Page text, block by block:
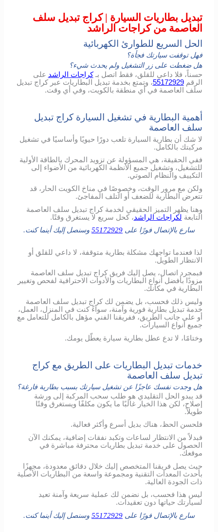
تبديل بطاريات السيارة | كراج تبديل سلف
العاصمة من كراجات الراشد
الحل السريع للطوارئ الكهربائية
فهل توقفت سيارتك فجأة؟
هل ضغطت على زر التشغيل ولم يحدث شيء؟
حسناً، فلا داعي للقلق، فقط اتصل بـكراجات الراشد على
الرقم55172929، وتمتع بخدمة تبديل البطاريات عبر كراج تبديل
سلف العاصمة في أي منطقة بالكويت، وفي أي وقت.
أهمية البطارية في تشغيل السيارة كراج تبديل
سلف العاصمة
لا شك أن بطارية السيارة تلعب دورًا حيويًا وأساسيًا في تشغيل
مركبتك بالكامل.
ففي الحقيقة، هي المسؤولة عن تزويد المحرك بالطاقة الأولية
للتشغيل، وتشغيل جميع الأنظمة الكهربائية من الأضواء إلى
التكييف والنظام الصوتي.
ولكن مع مرور الوقت، وخصوصًا في مناخ الكويت الحار، قد
تتعرض البطارية للضعف أو التلف المفاجئ.
وهنا يظهر التميز الحقيقي لخدمة كراج تبديل سلف العاصمة
التابعة لكراجات الراشد، كحل سريع لا يستغرق وقتًا.
سارع بالإتصال فورًا على 55172929 وسنصل إليك أينما كنت.
لذا فعندما تواجهك مشكلة بطارية متوقفة، لا داعي للقلق أو
الانتظار الطويل.
فبمجرد اتصال، يصل إليك فريق كراج تبديل سلف العاصمة
مزودًا بأفضل أنواع البطاريات والأدوات الاحترافية لفحص وتغيير
البطارية في مكانك.
وليس ذلك فحسب، بل يضمن لك كراج تبديل سلف العاصمة
خدمة تبديل بطارية فورية وآمنة، سواءً كنت في المنزل، العمل،
أو على جانب الطريق، ففريقنا الفني مؤهل بالكامل للتعامل مع
جميع أنواع السيارات.
وختامًا، لا تدع عطل بطارية سيارة يعطّل يومك.
خدمات تبديل البطاريات على الطريق مع كراج
تبديل سلف العاصمة
هل وجدت نفسك عاجزًا عن تشغيل سيارتك بسبب بطارية فارغة؟
قد يبدو الحل التقليدي هو طلب سحب المركبة إلى ورشة
إصلاح، لكن هذا الخيار غالبًا ما يكون مكلفًا ويستغرق وقتًا
طويلاً.
فلحسن الحظ، هناك بديل أسرع وأكثر فعالية.
فبدلاً من الانتظار لساعات وتكبد نفقات إضافية، يمكنك الآن
الحصول على خدمة تبديل بطاريات محترفة مباشرة في
موقعك.
حيث يصل فريقنا المتخصص إليك خلال دقائق معدودة، مجهزًا
بأحدث المعدات التقنية ومجموعة واسعة من البطاريات الأصلية
ذات الجودة العالية.
ليس هذا فحسب، بل نضمن لك عملية سريعة وآمنة تعيد
لسيارتك حياتها دون تعقيدات.
سارع بالإتصال فورًا على 55172929 وسنصل إليك أينما كنت.